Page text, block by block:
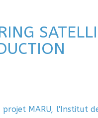
MARU, l'Institut